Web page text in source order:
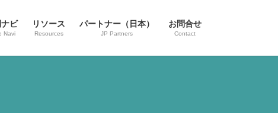
ビ
Navi
リソース
Resources
パートナー（日本）
JP Partners
お問合せ
Contact